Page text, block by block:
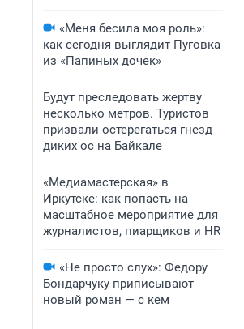
«Меня бесила моя роль»:
как сегодня выглядит Пуговка
из «Папиных дочек»
Будут преследовать жертву
несколько метров. Туристов
призвали остерегаться гнезд
диких ос на Байкале
«Медиамастерская» в
Иркутске: как попасть на
масштабное мероприятие для
журналистов, пиарщиков и HR
«Не просто слух»: Федору
Бондарчуку приписывают
новый роман — с кем